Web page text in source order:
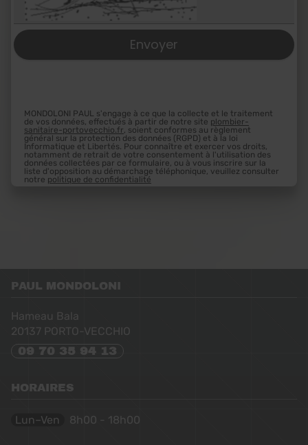
MONDOLONI PAUL s'engage à ce que la collecte et le traitement
de vos données, effectués à partir de notre site plombier-
sanitaire-portovecchio.fr, soient conformes au règlement
général sur la protection des données (RGPD) et à la loi
Informatique et Libertés. Pour connaître et exercer vos droits,
notamment de retrait de votre consentement à l'utilisation des
données collectées par ce formulaire, ou à vous inscrire sur la
liste d'opposition au démarchage téléphonique, veuillez consulter
notre politique de confidentialité
PAUL MONDOLONI
Hameau Bala
20137 PORTO-VECCHIO
09 70 35 94 13
HORAIRES
Lun–Ven 8h00 - 18h00